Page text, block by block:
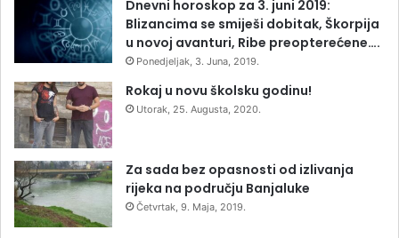
Dnevni horoskop za 3. juni 2019:
Blizancima se smiješi dobitak, Škorpija
u novoj avanturi, Ribe preopterećene….
Ponedjeljak, 3. Juna, 2019.
Rokaj u novu školsku godinu!
Utorak, 25. Augusta, 2020.
Za sada bez opasnosti od izlivanja
rijeka na području Banjaluke
Četvrtak, 9. Maja, 2019.